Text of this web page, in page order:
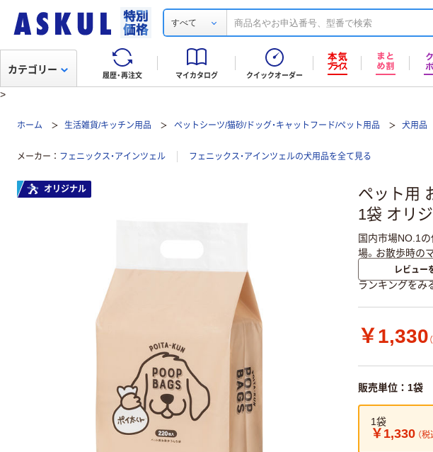
すべて
履歴・再注文 マイカタログ クイックオーダー
カテゴリー
>
ホーム 生活雑貨/キッチン用品 ペットシーツ/猫砂/ドッグ・キャットフード/ペット用品 犬用品
メーカー フェニックス・アインツェル フェニックス・アインツェルの犬用品を全て見る
ペット用
1袋 オリ
国内市場NO.1
場。お散歩時の
レビュー
ランキングをみ
￥1,330
販売単位：1袋
1袋
￥1,330 （税
オリジナル